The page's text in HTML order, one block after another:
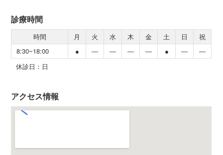
診療時間
時間 月 火 水 木 金 土 日
祝
8:30~18:00
● ― ― ― ― ● ―
―
休診日：日
アクセス情報